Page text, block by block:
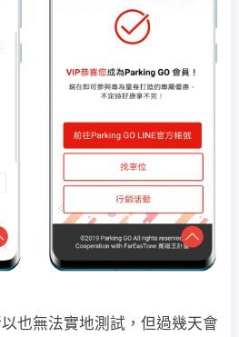
也無法實地測試，但過幾天會